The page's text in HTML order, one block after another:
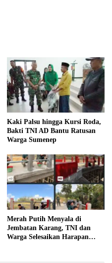
Kaki Palsu hingga Kursi Roda,
Bakti TNI AD Bantu Ratusan
Warga Sumenep
Merah Putih Menyala di
Jembatan Karang, TNI dan
Warga Selesaikan Harapan